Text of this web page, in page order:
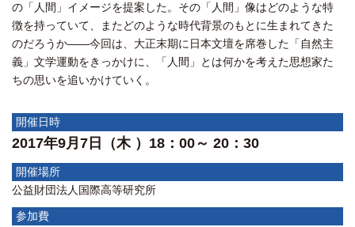
の「人間」イメージを提案した。その「人間」像はどのような特
徴を持っていて、またどのような時代背景のもとに生まれてきた
のだろうか――今回は、大正末期に日本文壇を席巻した「自然主
義」文学運動をきっかけに、「人間」とは何かを考えた思想家た
ちの思いを追いかけていく。
開催日時
2017年9月7日（木 ）18：00～ 20：30
開催場所
公益財団法人国際高等研究所
参加費